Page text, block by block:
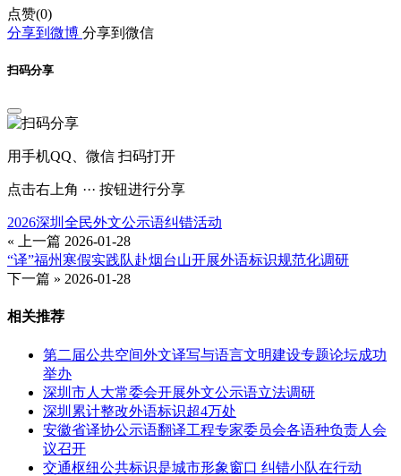
点赞(0)
分享到微博 分享到微信
扫码分享
用手机QQ、微信 扫码打开
点击右上角 ··· 按钮进行分享
2026深圳全民外文公示语纠错活动
« 上一篇 2026-01-28
“译”福州寒假实践队赴烟台山开展外语标识规范化调研
下一篇 » 2026-01-28
相关推荐
第二届公共空间外文译写与语言文明建设专题论坛成功
举办
深圳市人大常委会开展外文公示语立法调研
深圳累计整改外语标识超4万处
安徽省译协公示语翻译工程专家委员会各语种负责人会
议召开
交通枢纽公共标识是城市形象窗口 纠错小队在行动